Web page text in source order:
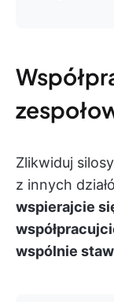
Zlikwiduj
z innych
wspierajcie
wspólnie